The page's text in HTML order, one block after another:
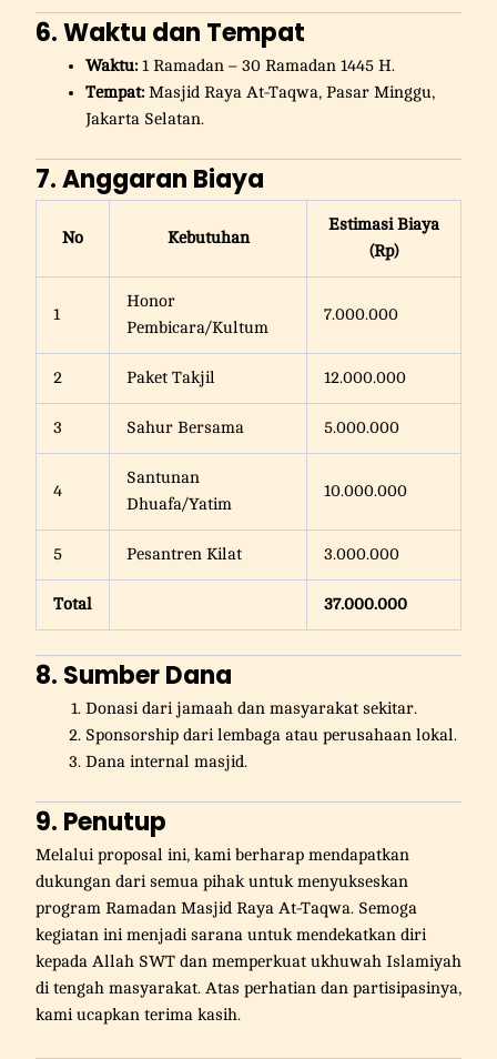
6. Waktu dan Tempat
Waktu: 1 Ramadan – 30 Ramadan 1445 H.
Tempat: Masjid Raya At-Taqwa, Pasar Minggu,
Jakarta Selatan.
7. Anggaran Biaya
No Kebutuhan
Estimasi Biaya
(Rp)
1
Honor
Pembicara/Kultum
7.000.000
2 Paket Takjil 12.000.000
3 Sahur Bersama 5.000.000
4
Santunan
Dhuafa/Yatim
10.000.000
5 Pesantren Kilat 3.000.000
Total 37.000.000
8. Sumber Dana
Donasi dari jamaah dan masyarakat sekitar.
Sponsorship dari lembaga atau perusahaan lokal.
Dana internal masjid.
9. Penutup
Melalui proposal ini, kami berharap mendapatkan
dukungan dari semua pihak untuk menyukseskan
program Ramadan Masjid Raya At-Taqwa. Semoga
kegiatan ini menjadi sarana untuk mendekatkan diri
kepada Allah SWT dan memperkuat ukhuwah Islamiyah
di tengah masyarakat. Atas perhatian dan partisipasinya,
kami ucapkan terima kasih.